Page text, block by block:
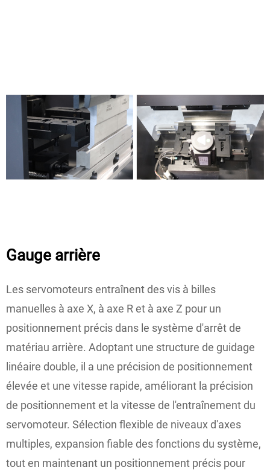
Gauge arrière
Les servomoteurs entraînent des vis à billes
manuelles à axe X, à axe R et à axe Z pour un
positionnement précis dans le système d'arrêt de
matériau arrière. Adoptant une structure de guidage
linéaire double, il a une précision de positionnement
élevée et une vitesse rapide, améliorant la précision
de positionnement et la vitesse de l'entraînement du
servomoteur. Sélection flexible de niveaux d'axes
multiples, expansion fiable des fonctions du système,
tout en maintenant un positionnement précis pour